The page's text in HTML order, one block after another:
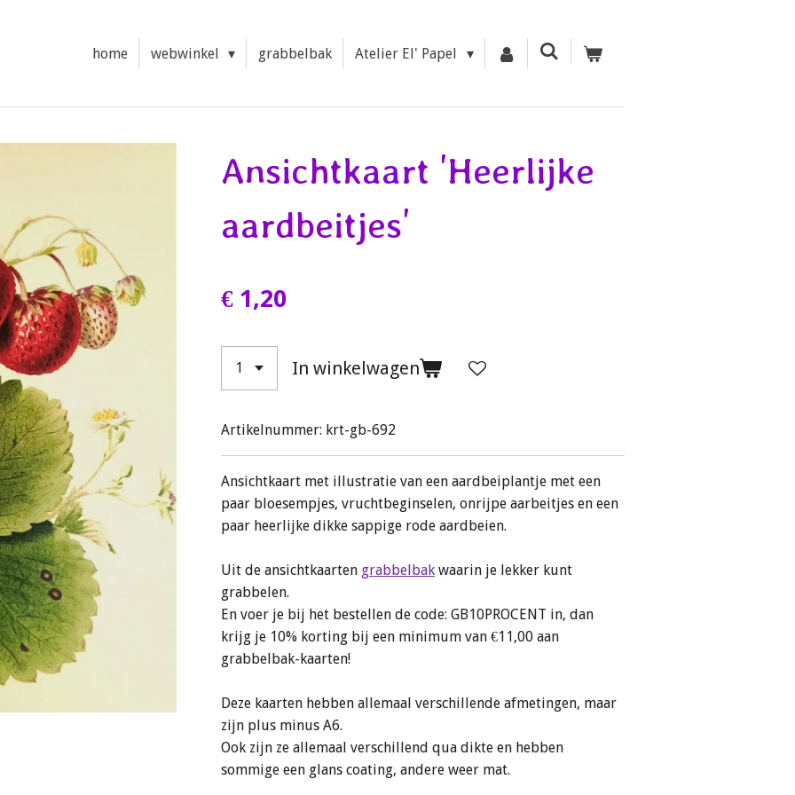
home webwinkel grabbelbak Atelier El' Papel
Ansichtkaart 'Heerlijke
aardbeitjes'
€ 1,20
In winkelwagen
Artikelnummer: krt-gb-692
Ansichtkaart met illustratie van een aardbeiplantje met een
paar bloesempjes, vruchtbeginselen, onrijpe aarbeitjes en een
paar heerlijke dikke sappige rode aardbeien.
Uit de ansichtkaarten grabbelbak waarin je lekker kunt
grabbelen.
En voer je bij het bestellen de code: GB10PROCENT in, dan
krijg je 10% korting bij een minimum van €11,00 aan
grabbelbak-kaarten!
Deze kaarten hebben allemaal verschillende afmetingen, maar
zijn plus minus A6.
Ook zijn ze allemaal verschillend qua dikte en hebben
sommige een glans coating, andere weer mat.